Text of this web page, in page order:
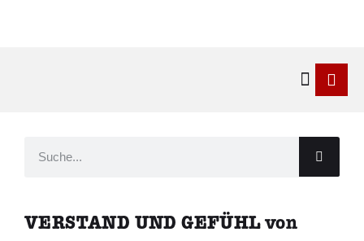
VERSTAND UND GEFÜHL von